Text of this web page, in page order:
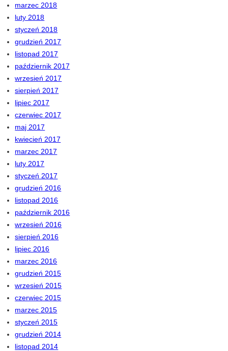
marzec 2018
luty 2018
styczeń 2018
grudzień 2017
listopad 2017
październik 2017
wrzesień 2017
sierpień 2017
lipiec 2017
czerwiec 2017
maj 2017
kwiecień 2017
marzec 2017
luty 2017
styczeń 2017
grudzień 2016
listopad 2016
październik 2016
wrzesień 2016
sierpień 2016
lipiec 2016
marzec 2016
grudzień 2015
wrzesień 2015
czerwiec 2015
marzec 2015
styczeń 2015
grudzień 2014
listopad 2014